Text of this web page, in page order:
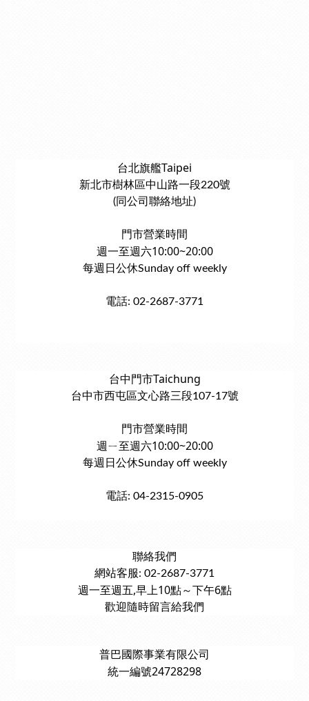
台北旗艦Taipei
新北市樹林區中山路一段220號
(同公司聯絡地址)
門市營業時間
週一至週六10:00~20:00
每週日公休Sunday off weekly
電話: 02-2687-3771
台中門市Taichung
台中市西屯區文心路三段107-17號
門市營業時間
週ㄧ至週六10:00~20:00
每週日公休Sunday off weekly
電話: 04-2315-0905
聯絡我們
網站客服: 02-2687-3771
週一至週五,早上10點～下午6點
歡迎隨時留言給我們
普巴國際事業有限公司
統一編號24728298